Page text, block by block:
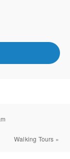
Walking Tours »